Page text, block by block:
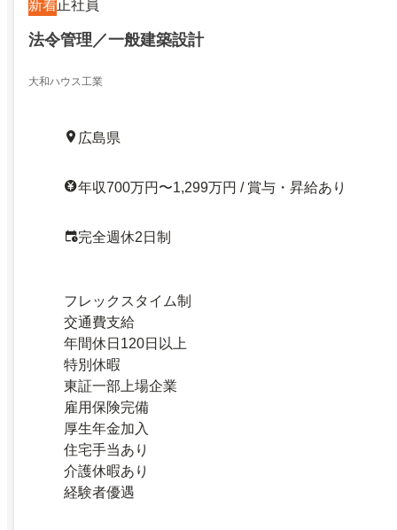
新着正社員
法令管理／一般建築設計
大和ハウス工業
広島県
年収700万円〜1,299万円 / 賞与・昇給あり
完全週休2日制
フレックスタイム制
交通費支給
年間休日120日以上
特別休暇
東証一部上場企業
雇用保険完備
厚生年金加入
住宅手当あり
介護休暇あり
経験者優遇